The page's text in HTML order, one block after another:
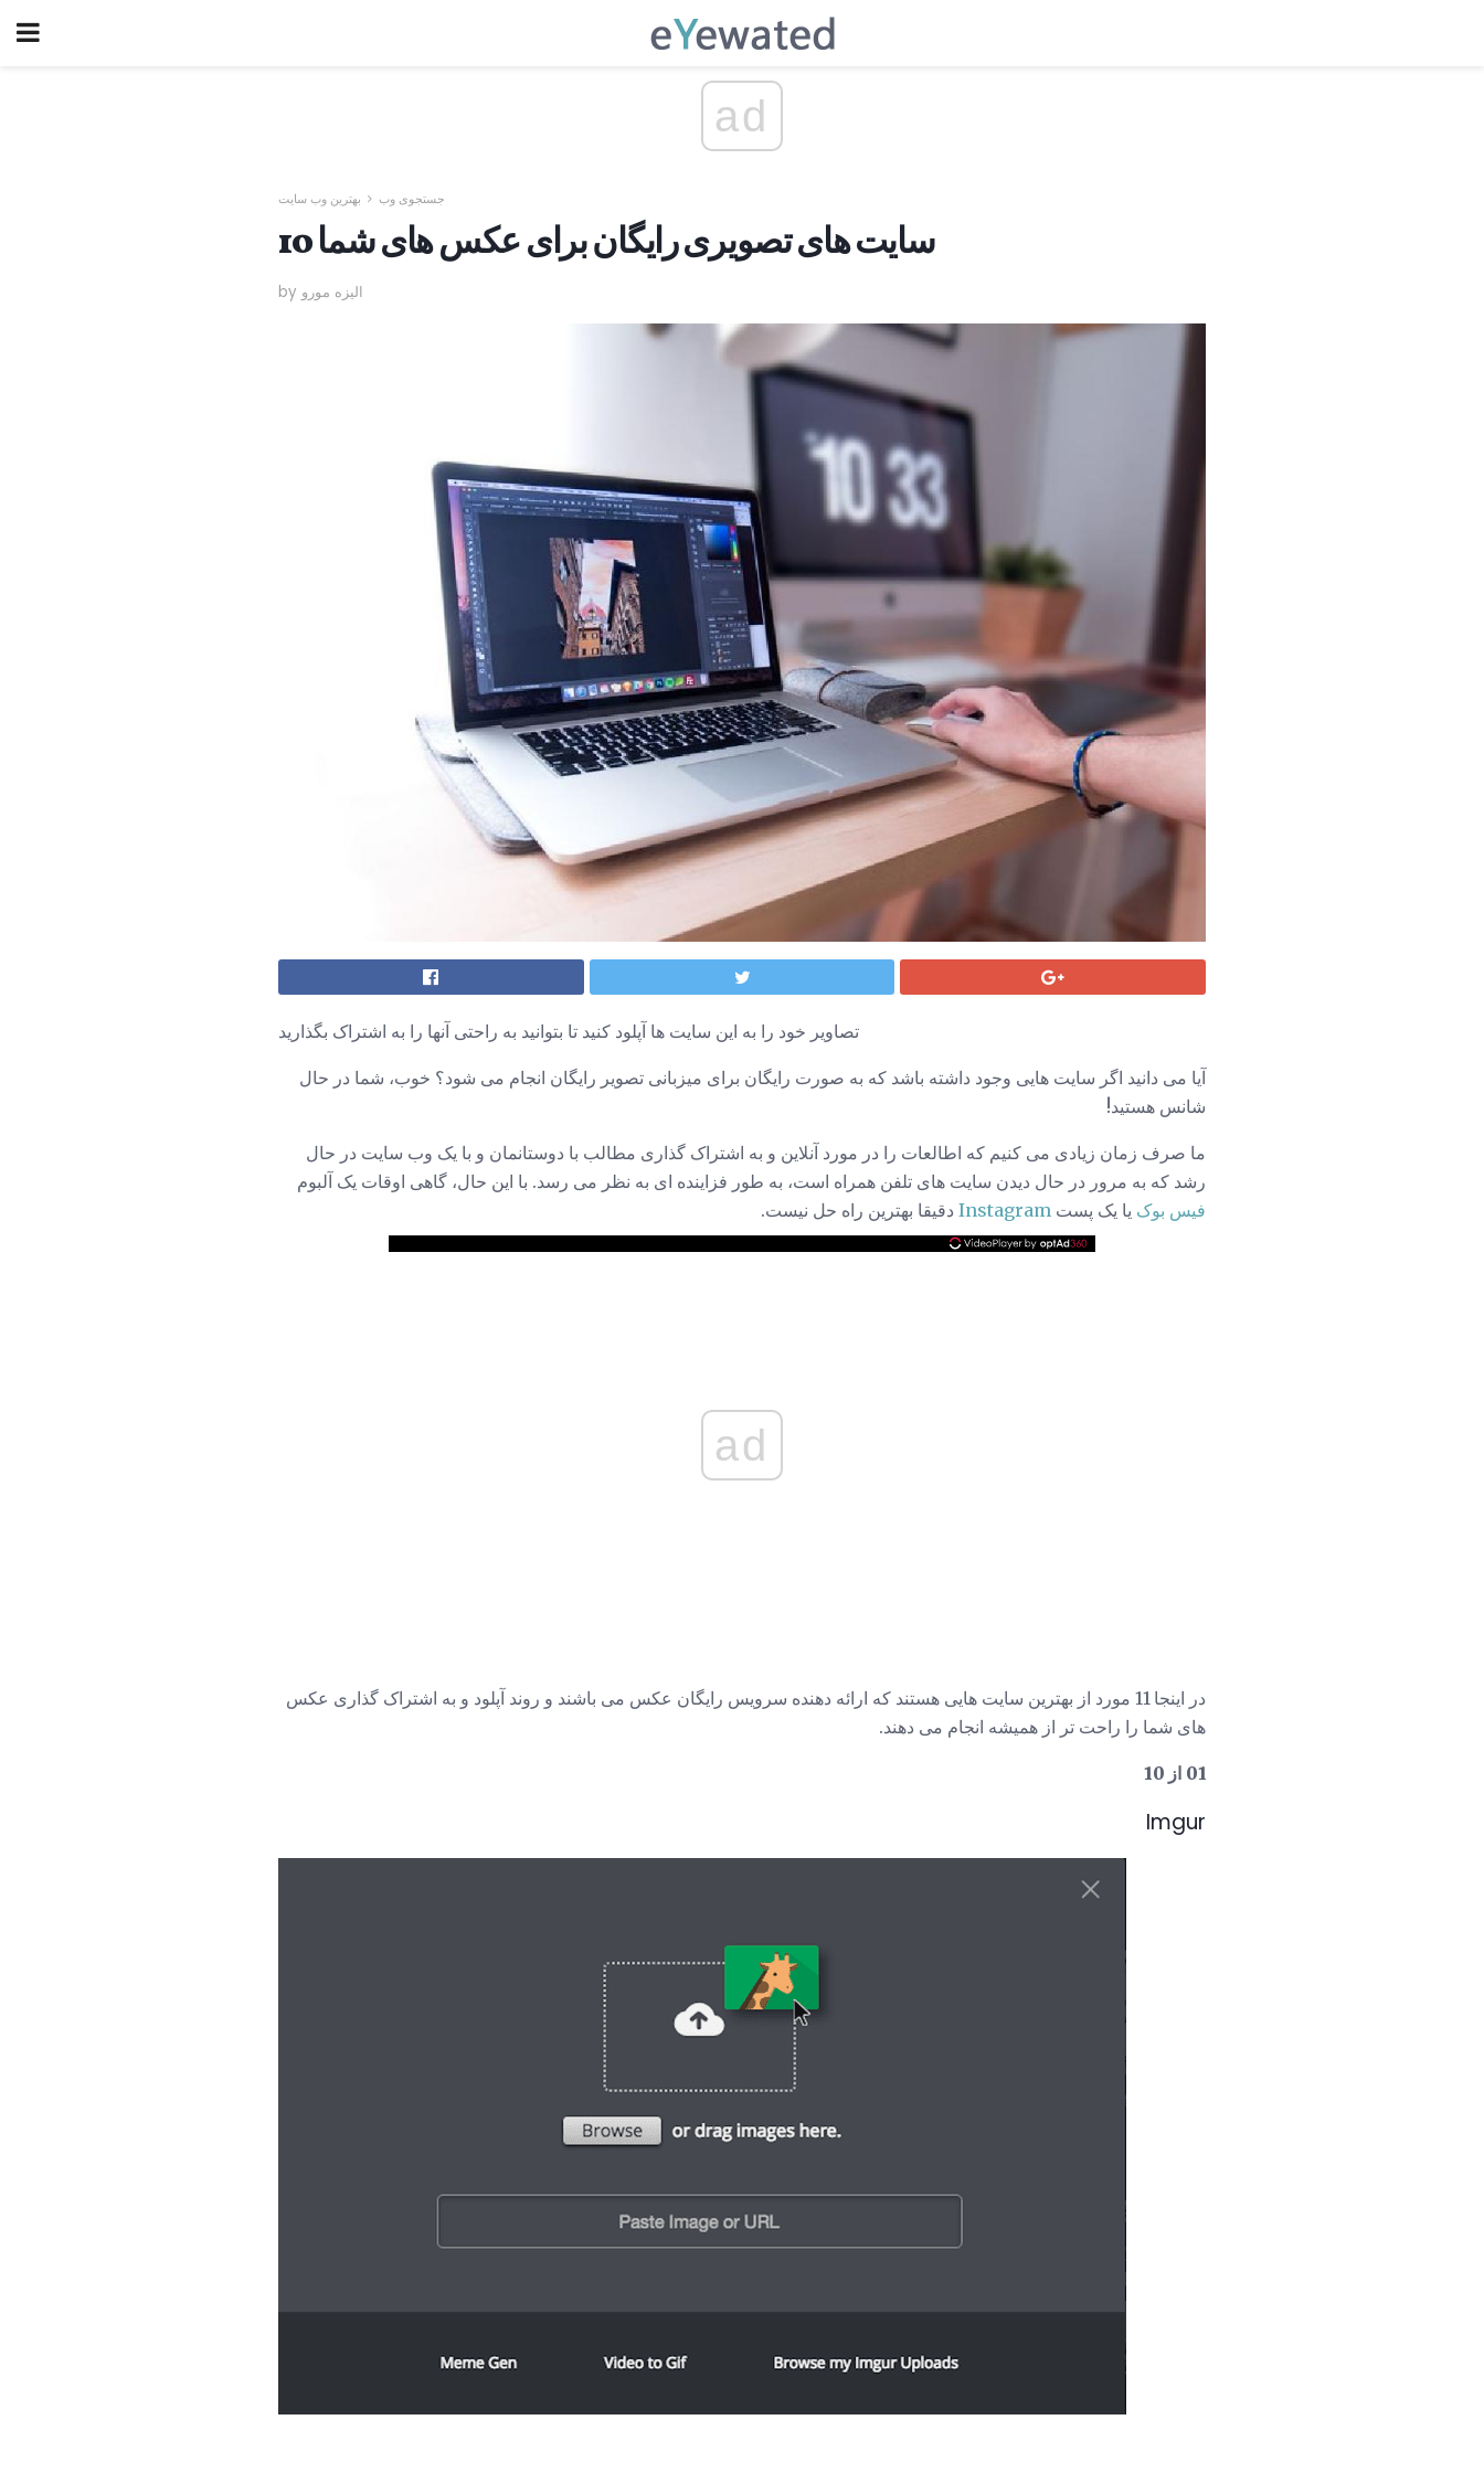
ad
جستجوی وب بهترین وب سایت
10 سایت های تصویری رایگان برای عکس های شما
by الیزه مورو
تصاویر خود را به این سایت ها آپلود کنید تا بتوانید به راحتی آنها را به اشتراک بگذارید
آیا می دانید اگر سایت هایی وجود داشته باشد که به صورت رایگان برای میزبانی تصویر رایگان انجام می شود؟ خوب، شما در حال
شانس هستید!
ما صرف زمان زیادی می کنیم که اطالعات را در مورد آنلاین و به اشتراک گذاری مطالب با دوستانمان و با یک وب سایت در حال
رشد که به مرور در حال دیدن سایت های تلفن همراه است، به طور فزاینده ای به نظر می رسد. با این حال، گاهی اوقات یک آلبوم
فیس بوک یا یک پست Instagram دقیقا بهترین راه حل نیست.
ad
در اینجا 11 مورد از بهترین سایت هایی هستند که ارائه دهنده سرویس رایگان عکس می باشند و روند آپلود و به اشتراک گذاری عکس
های شما را راحت تر از همیشه انجام می دهند.
01 از 10
Imgur